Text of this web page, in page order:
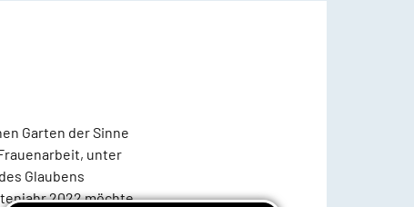
Garten der Sinne
unter
Glaubens
2022 möchte